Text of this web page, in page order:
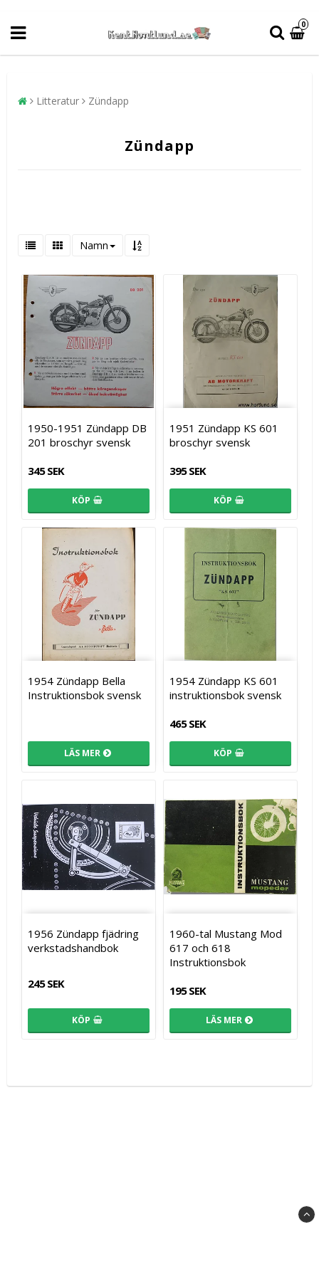
0
Litteratur Zündapp
Zündapp
Namn
1950-1951 Zündapp DB
201 broschyr svensk
345 SEK
KÖP
1951 Zündapp KS 601
broschyr svensk
395 SEK
KÖP
1954 Zündapp Bella
Instruktionsbok svensk
LÄS MER
1954 Zündapp KS 601
instruktionsbok svensk
465 SEK
KÖP
1956 Zündapp fjädring
verkstadshandbok
245 SEK
KÖP
1960-tal Mustang Mod
617 och 618
Instruktionsbok
195 SEK
LÄS MER